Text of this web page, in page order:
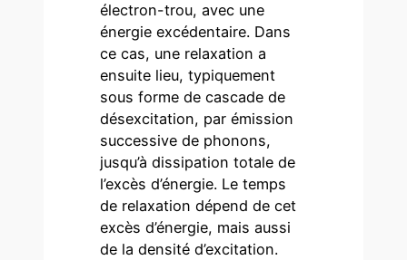
électron-trou, avec une
énergie excédentaire. Dans
ce cas, une relaxation a
ensuite lieu, typiquement
sous forme de cascade de
désexcitation, par émission
successive de phonons,
jusqu’à dissipation totale de
l’excès d’énergie. Le temps
de relaxation dépend de cet
excès d’énergie, mais aussi
de la densité d’excitation.